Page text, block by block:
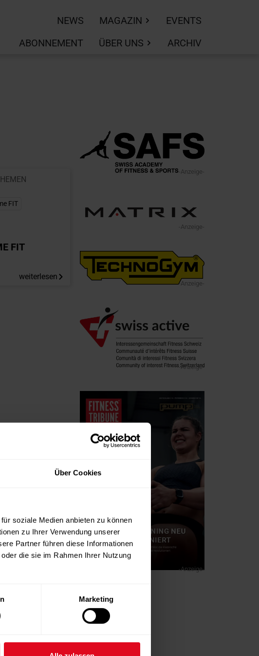
Über Cookies
soziale Medien anbieten zu können
zu Ihrer Verwendung unserer
Partner führen diese Informationen
die sie im Rahmen Ihrer Nutzung
Marketing
NEWS MAGAZIN
EVENTS
ABONNEMENT
ÜBER UNS ARCHIV
FIT
FIT
weiterlesen
-Anzeige-
-Anzeige-
-Anzeige-
-Anzeige-
-Anzeige-